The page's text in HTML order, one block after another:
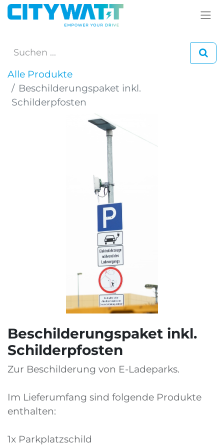
Alle Produkte
Beschilderungspaket inkl.
Schilderpfosten
Beschilderungspaket inkl.
Schilderpfosten
Zur Beschilderung von E-Ladeparks.
Im Lieferumfang sind folgende Produkte
enthalten:
1x Parkplatzschild